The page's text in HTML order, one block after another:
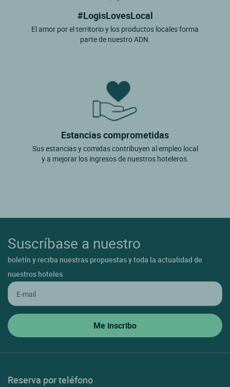
#LogisLovesLocal
El amor por el territorio y los productos locales forma
parte de nuestro ADN.
Estancias comprometidas
Sus estancias y comidas contribuyen al empleo local
y a mejorar los ingresos de nuestros hoteleros.
Suscríbase a nuestro
boletín y reciba nuestras propuestas y toda la actualidad de
nuestros hoteles.
Reserva por teléfono